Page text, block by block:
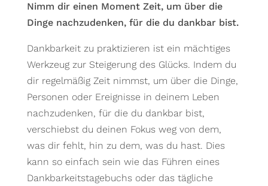
Nimm dir einen Moment Zeit, um über die
Dinge nachzudenken, für die du dankbar bist.
Dankbarkeit zu praktizieren ist ein mächtiges
Werkzeug zur Steigerung des Glücks. Indem du
dir regelmäßig Zeit nimmst, um über die Dinge,
Personen oder Ereignisse in deinem Leben
nachzudenken, für die du dankbar bist,
verschiebst du deinen Fokus weg von dem,
was dir fehlt, hin zu dem, was du hast. Dies
kann so einfach sein wie das Führen eines
Dankbarkeitstagebuchs oder das tägliche